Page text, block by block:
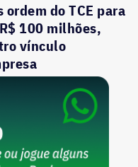
do TCE para
100 milhões,
vínculo